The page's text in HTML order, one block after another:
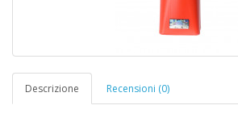
Descrizione Recensioni (0)